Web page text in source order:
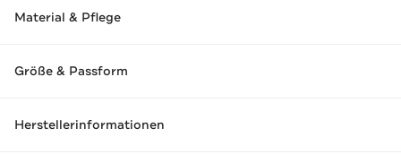
Material & Pflege
Größe & Passform
Herstellerinformationen